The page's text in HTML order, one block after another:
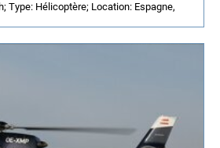
Type: Hélicoptère; Location: Espagne,